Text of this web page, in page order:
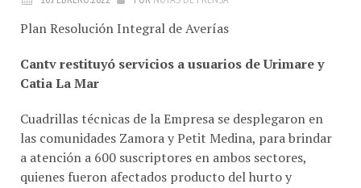
Plan Resolución Integral de Averías
Catia La Mar
las comunidades Zamora y Petit Medina, para brindar
a atención a 600 suscriptores en ambos sectores,
quienes fueron afectados producto del hurto y
vandalismo contra las redes de telecomunicaciones.